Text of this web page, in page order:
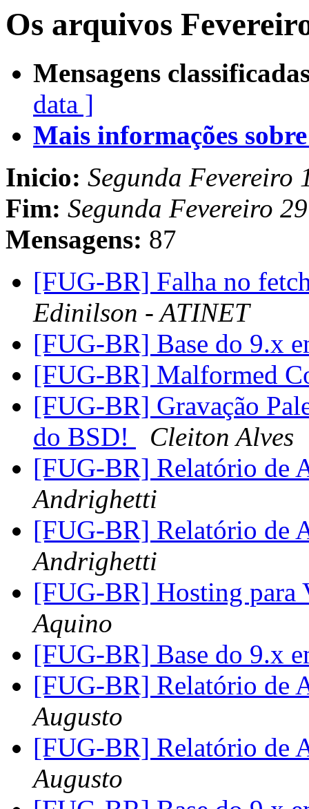
Os arquivos
Mensagens
data ]
Mais informações
Inicio: Segunda Fevereiro
Fim: Segunda Fevereiro
Mensagens: 87
[FUG-BR] Falha no
Edinilson - ATINET
[FUG-BR] Base do 9.x
[FUG-BR] Malformed
[FUG-BR] Gravação
do BSD!
Cleiton Alves
[FUG-BR] Relatório de
Andrighetti
[FUG-BR] Relatório de
Andrighetti
[FUG-BR] Hosting para
Aquino
[FUG-BR] Base do 9.x
[FUG-BR] Relatório de
Augusto
[FUG-BR] Relatório de
Augusto